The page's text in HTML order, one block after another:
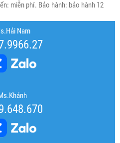
miễn phí. Bảo hành: bảo hành 12
Nam